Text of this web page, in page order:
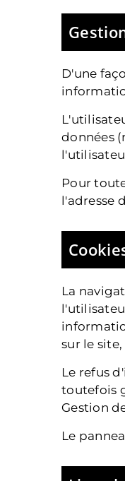
D'une
données
Pour
l'adresse
La
sur le
Le refus
toutefois
Gestion
Le